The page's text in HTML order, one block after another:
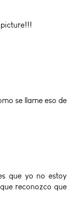
picture!!!
se llame eso de
que yo no estoy
reconozco que